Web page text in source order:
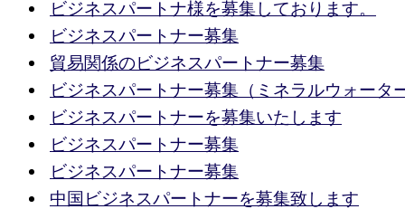
ビジネスパートナ様を募集しております。
ビジネスパートナー募集
貿易関係のビジネスパートナー募集
ビジネスパートナー募集（ミネラルウォータ
ビジネスパートナーを募集いたします
ビジネスパートナー募集
ビジネスパートナー募集
中国ビジネスパートナーを募集致します